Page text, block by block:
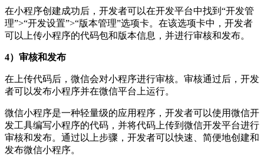
在小程序创建成功后，开发者可以在开发平台中找到“开发管
理”>“开发设置”>“版本管理”选项卡。在该选项卡中，开发者
可以上传小程序的代码包和版本信息，并进行审核和发布。
4）审核和发布
在上传代码后，微信会对小程序进行审核。审核通过后，开发
者可以发布小程序并在微信平台上运行。
微信小程序是一种轻量级的应用程序，开发者可以使用微信开
发工具编写小程序的代码，并将代码上传到微信开发平台进行
审核和发布。通过以上步骤，开发者可以快速、简便地创建和
发布微信小程序。